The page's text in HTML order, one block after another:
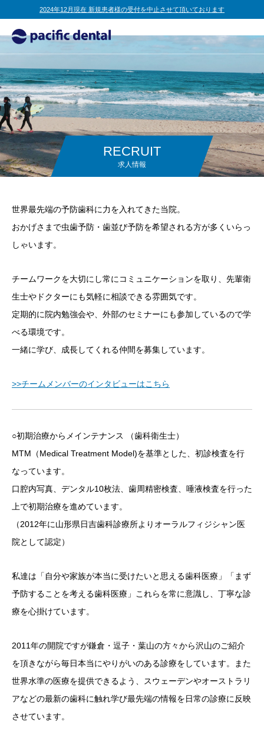
2024年12月現在 新規患者様の受付を中止させて頂いております
RECRUIT
求人情報
世界最先端の予防歯科に力を入れてきた当院。
おかげさまで虫歯予防・歯並び予防を希望される方が多くいらっ
しゃいます。
チームワークを大切にし常にコミュニケーションを取り、先輩衛
生士やドクターにも気軽に相談できる雰囲気です。
定期的に院内勉強会や、外部のセミナーにも参加しているので学
べる環境です。
一緒に学び、成長してくれる仲間を募集しています。
>>チームメンバーのインタビューはこちら
○初期治療からメインテナンス （歯科衛生士）
MTM（Medical Treatment Model)を基準とした、初診検査を行
なっています。
口腔内写真、デンタル10枚法、歯周精密検査、唾液検査を行った
上で初期治療を進めています。
（2012年に山形県日吉歯科診療所よりオーラルフィジシャン医
院として認定）
私達は「自分や家族が本当に受けたいと思える歯科医療」「まず
予防することを考える歯科医療」これらを常に意識し、丁寧な診
療を心掛けています。
2011年の開院ですが鎌倉・逗子・葉山の方々から沢山のご紹介
を頂きながら毎日本当にやりがいのある診療をしています。また
世界水準の医療を提供できるよう、スウェーデンやオーストラリ
アなどの最新の歯科に触れ学び最先端の情報を日常の診療に反映
させています。